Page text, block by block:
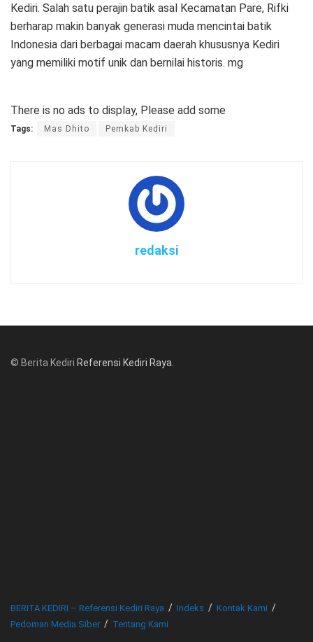
Kediri. Salah satu perajin batik asal Kecamatan Pare, Rifki
berharap makin banyak generasi muda mencintai batik
Indonesia dari berbagai macam daerah khususnya Kediri
yang memiliki motif unik dan bernilai historis. mg
There is no ads to display, Please add some
Tags: Mas Dhito Pemkab Kediri
redaksi
© Berita Kediri Referensi Kediri Raya
BERITA KEDIRI – Referensi Kediri Raya Indeks
Kontak Kami
Pedoman Media Siber
Tentang Kami